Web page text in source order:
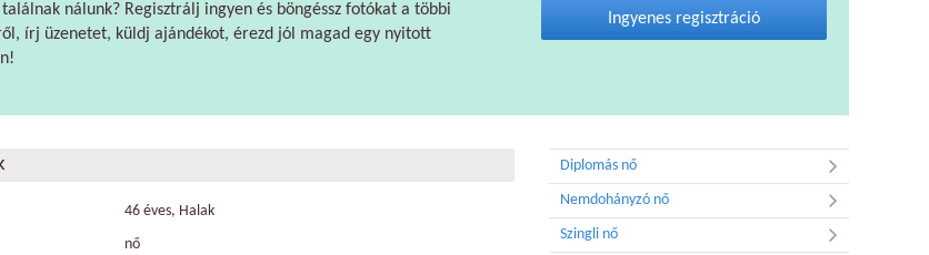
nálunk? Regisztrálj ingyen és böngéssz fotókat a többi
írj üzenetet, küldj ajándékot, érezd jól magad egy nyitott
Ingyenes regisztráció
46 éves, Halak
nő
Diplomás nő
Nemdohányzó nő
Szingli nő